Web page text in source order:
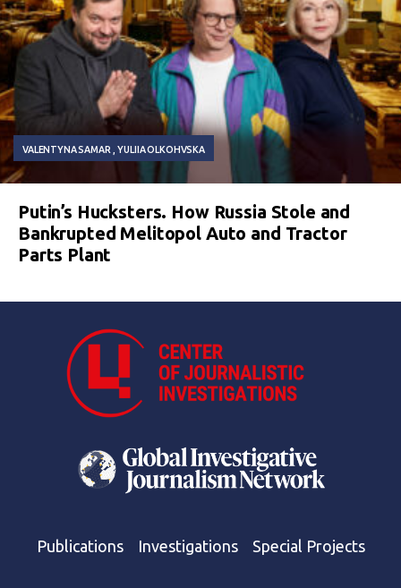
VALENTYNA SAMAR YULIIA OLKOHVSKA
Putin’s Hucksters. How Russia Stole and
Bankrupted Melitopol Auto and Tractor
Parts Plant
Publications Investigations Special Projects